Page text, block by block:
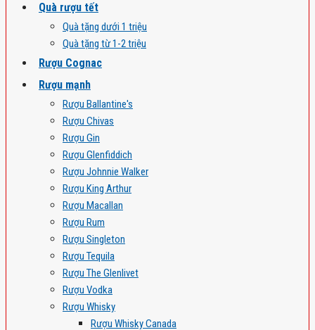
Quà rượu tết
Quà tặng dưới 1 triệu
Quà tặng từ 1-2 triệu
Rượu Cognac
Rượu mạnh
Rượu Ballantine's
Rượu Chivas
Rượu Gin
Rượu Glenfiddich
Rượu Johnnie Walker
Rượu King Arthur
Rượu Macallan
Rượu Rum
Rượu Singleton
Rượu Tequila
Rượu The Glenlivet
Rượu Vodka
Rượu Whisky
Rượu Whisky Canada